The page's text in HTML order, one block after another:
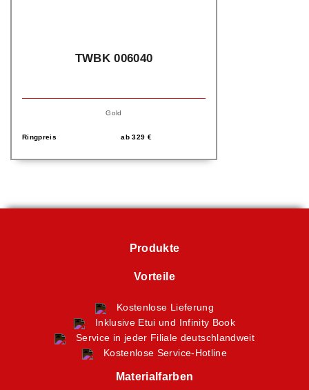
TWBK 006040
Gold
Ringpreis ab329 €
Produkte
Vorteile
Kostenlose Lieferung
Inklusive Etui und Infinity Book
Service in jeder Filiale deutschlandweit
Kostenlose Service-Hotline
Materialfarben